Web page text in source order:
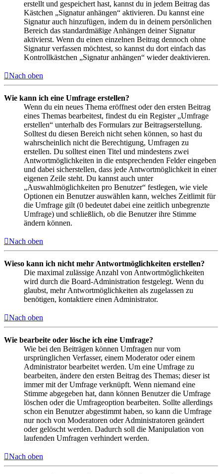
erstellt und gespeichert hast, kannst du in jedem Beitrag das
Kästchen „Signatur anhängen“ aktivieren. Du kannst eine
Signatur auch hinzufügen, indem du in deinem persönlichen
Bereich das standardmäßige Anhängen deiner Signatur
aktivierst. Wenn du einen einzelnen Beitrag dennoch ohne
Signatur verfassen möchtest, so kannst du dort einfach das
Kontrollkästchen „Signatur anhängen“ wieder deaktivieren.
Nach oben
Wie kann ich eine Umfrage erstellen?
Wenn du ein neues Thema eröffnest oder den ersten Beitrag
eines Themas bearbeitest, findest du ein Register „Umfrage
erstellen“ unterhalb des Formulars zur Beitragserstellung.
Solltest du diesen Bereich nicht sehen können, so hast du
wahrscheinlich nicht die Berechtigung, Umfragen zu
erstellen. Du solltest einen Titel und mindestens zwei
Antwortmöglichkeiten in die entsprechenden Felder eingeben
und dabei sicherstellen, dass jede Antwortmöglichkeit in einer
eigenen Zeile steht. Du kannst auch unter
„Auswahlmöglichkeiten pro Benutzer“ festlegen, wie viele
Optionen ein Benutzer auswählen kann, welches Zeitlimit für
die Umfrage gilt (0 bedeutet dabei eine zeitlich unbegrenzte
Umfrage) und schließlich, ob die Benutzer ihre Stimme
ändern können.
Nach oben
Wieso kann ich nicht mehr Antwortmöglichkeiten erstellen?
Die maximal zulässige Anzahl von Antwortmöglichkeiten
wird durch die Board-Administration festgelegt. Wenn du
glaubst, mehr Antwortmöglichkeiten als zugelassen zu
benötigen, kontaktiere einen Administrator.
Nach oben
Wie bearbeite oder lösche ich eine Umfrage?
Wie bei den Beiträgen können Umfragen nur vom
ursprünglichen Verfasser, einem Moderator oder einem
Administrator bearbeitet werden. Um eine Umfrage zu
bearbeiten, ändere den ersten Beitrag des Themas; dieser ist
immer mit der Umfrage verknüpft. Wenn niemand eine
Stimme abgegeben hat, dann können Benutzer die Umfrage
löschen oder die Umfrageoption bearbeiten. Sollte allerdings
schon ein Benutzer abgestimmt haben, so kann die Umfrage
nur noch von Moderatoren oder Administratoren geändert
oder gelöscht werden. Dadurch soll die Manipulation von
laufenden Umfragen verhindert werden.
Nach oben